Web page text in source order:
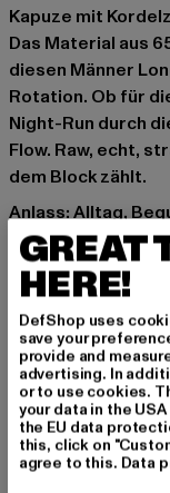
Kapuze mit
Das Material aus
diesen Männer
Rotation. Ob für
Night-Run durch
Flow. Raw, echt,
dem Block zählt.
Anlass: Alltag,
Ausschnitt:
Ärmelart: Langarm
Verschlussarten:
Schnitt: Normal
Marke: Urban
Kat.: Zip Hoodies
Farbe: grau
Hersteller Farbe:
Art.Nr: TB014C-
GREAT
HERE!
DefShop uses
save your
provide and
advertising. In
or to use cookies.
your data in the
the EU data
this, click on
agree to this. Data